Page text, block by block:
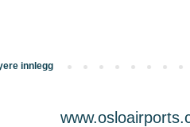
innlegg